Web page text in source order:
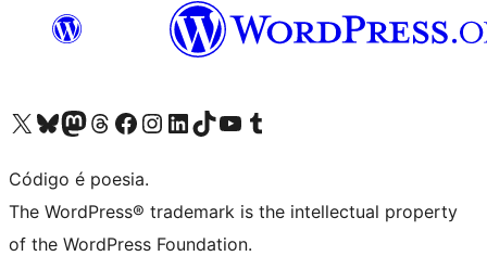
Visite a nossa conta X (antigo Twitter)
Visit our Bluesky account
Visit our Mastodon account
Visit our Threads account
Visite a nossa página do Facebook
Visite a nossa conta no Instagram
Visite a nossa conta no LinkedIn
Visit our TikTok account
Visit our YouTube channel
Visit our Tumblr account
Código é poesia.
The WordPress® trademark is the intellectual property
of the WordPress Foundation.